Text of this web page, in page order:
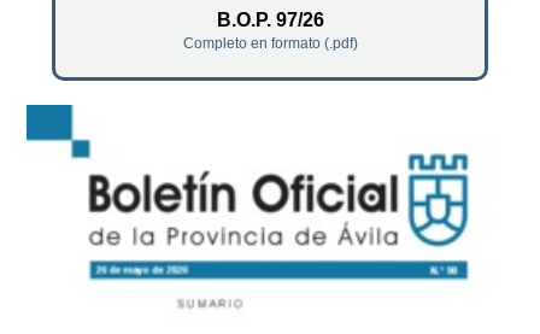
B.O.P. 97/26
Completo en formato (.pdf)